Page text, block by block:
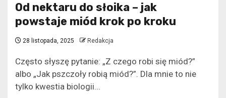
Od nektaru do słoika – jak
powstaje miód krok po kroku
28 listopada, 2025 Redakcja
Często słyszę pytanie: „Z czego robi się miód?”
albo „Jak pszczoły robią miód?”. Dla mnie to nie
tylko kwestia biologii...